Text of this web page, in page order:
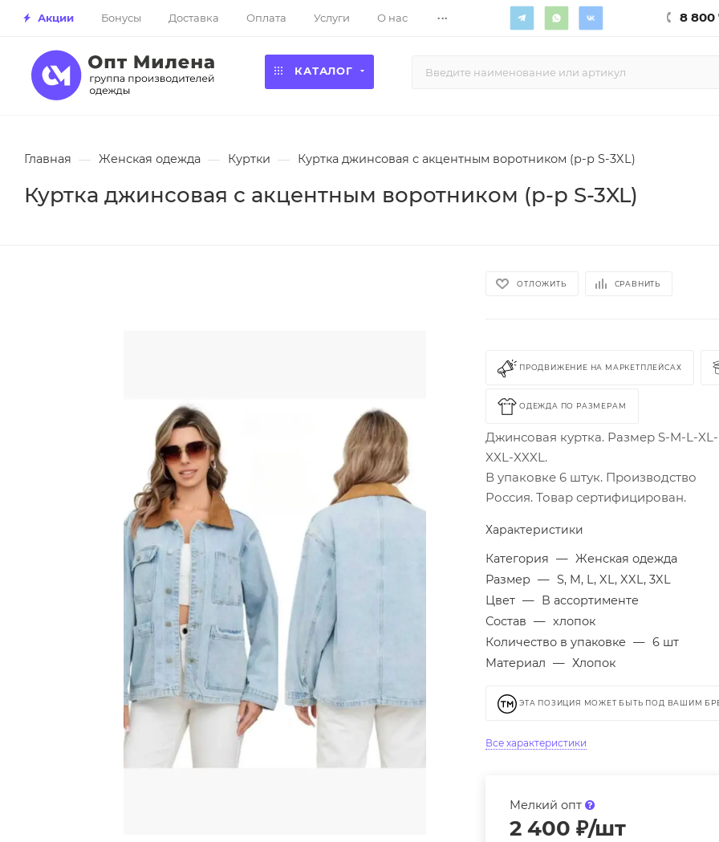
Акции Бонусы Доставка Оплата Услуги О нас ... 8 800
КАТАЛОГ
Главная — Женская одежда — Куртки — Куртка джинсовая с акцентным воротником (р-р S-3XL)
Куртка джинсовая с акцентным воротником (р-р S-3XL)
ОТЛОЖИТЬ СРАВНИТЬ
ПРОДВИЖЕНИЕ НА МАРКЕТПЛЕЙСАХ
ОДЕЖДА ПО РАЗМЕРАМ
Джинсовая куртка. Размер S-M-L-XL-
XXL-XXXL.
В упаковке 6 штук. Производство
Россия. Товар сертифицирован.
Характеристики
Категория — Женская одежда
Размер — S, M, L, XL, XXL, 3XL
Цвет — В ассортименте
Состав — хлопок
Количество в упаковке — 6 шт
Материал — Хлопок
ЭТА ПОЗИЦИЯ МОЖЕТ БЫТЬ ПОД ВАШИМ
Все характеристики
Мелкий опт
2 400 ₽/шт